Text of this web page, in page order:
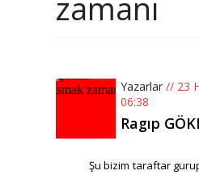
zamanı
Yazarlar // 23
06:38
Ragıp
Şu bizim taraftar